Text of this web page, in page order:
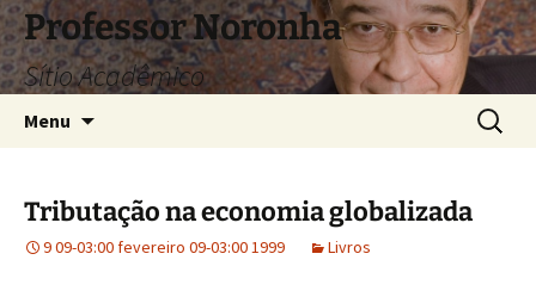
Pular
para
o
conteúdo
Professor Noronha
Sítio Acadêmico
Menu
por:
Tributação na economia globalizada
9 09-03:00 fevereiro 09-03:00 1999 Livros